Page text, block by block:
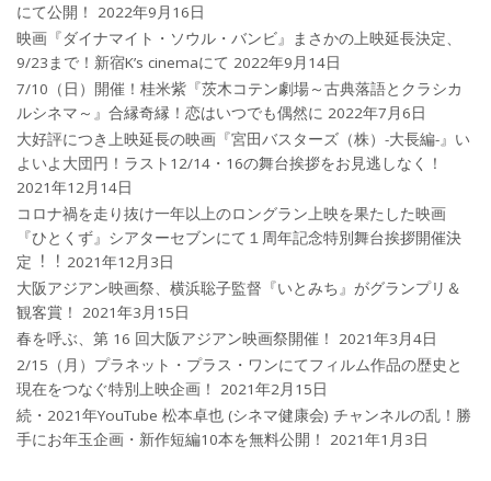
にて公開！
2022年9月16日
映画『ダイナマイト・ソウル・バンビ』まさかの上映延長決定、
9/23まで！新宿K’s cinemaにて 2022年9月14日
7/10（日）開催！桂米紫『茨木コテン劇場～古典落語とクラシカ
ルシネマ～』合縁奇縁！恋はいつでも偶然に 2022年7月6日
大好評につき上映延長の映画『宮田バスターズ（株）-大長編-』い
よいよ大団円！ラスト12/14・16の舞台挨拶をお見逃しなく！
2021年12月14日
コロナ禍を⾛り抜け⼀年以上のロングラン上映を果たした映画
『ひとくず』シアターセブンにて１周年記念特別舞台挨拶開催決
定︕︕ 2021年12月3日
大阪アジアン映画祭、横浜聡子監督『いとみち』がグランプリ＆
観客賞！
2021年3月15日
春を呼ぶ、第 16 回大阪アジアン映画祭開催！
2021年3月4日
2/15（月）プラネット・プラス・ワンにてフィルム作品の歴史と
現在をつなぐ特別上映企画！
2021年2月15日
続・2021年YouTube 松本卓也 (シネマ健康会) チャンネルの乱！勝
手にお年玉企画・新作短編10本を無料公開！
2021年1月3日